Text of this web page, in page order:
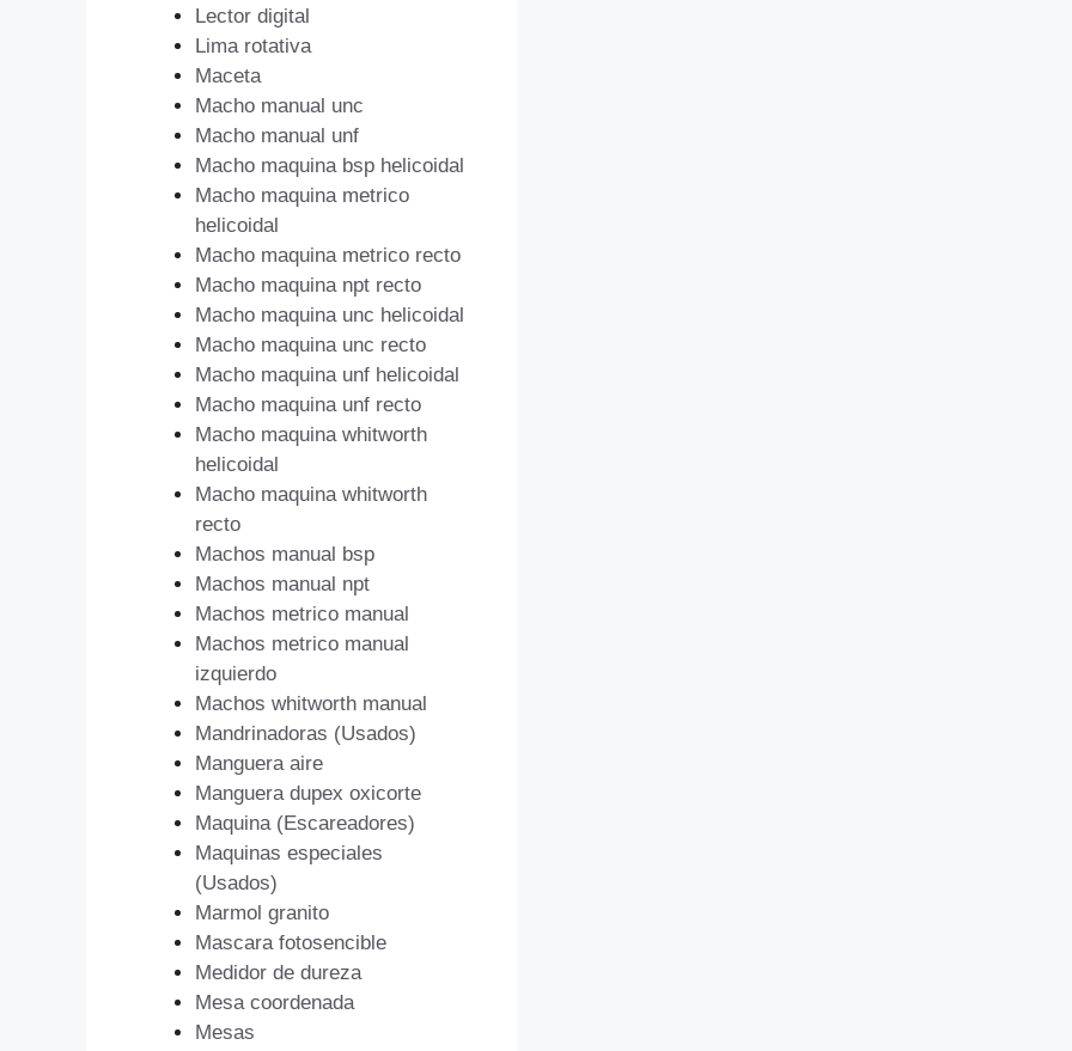
Lector digital
Lima rotativa
Maceta
Macho manual unc
Macho manual unf
Macho maquina bsp helicoidal
Macho maquina metrico
helicoidal
Macho maquina metrico recto
Macho maquina npt recto
Macho maquina unc helicoidal
Macho maquina unc recto
Macho maquina unf helicoidal
Macho maquina unf recto
Macho maquina whitworth
helicoidal
Macho maquina whitworth
recto
Machos manual bsp
Machos manual npt
Machos metrico manual
Machos metrico manual
izquierdo
Machos whitworth manual
Mandrinadoras (Usados)
Manguera aire
Manguera dupex oxicorte
Maquina (Escareadores)
Maquinas especiales
(Usados)
Marmol granito
Mascara fotosencible
Medidor de dureza
Mesa coordenada
Mesas